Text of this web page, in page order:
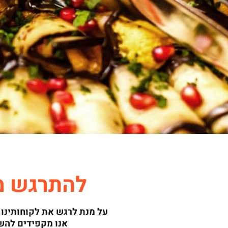
להתרגש
על מנת לרגש את לקוחותינו
אנו מקפידים